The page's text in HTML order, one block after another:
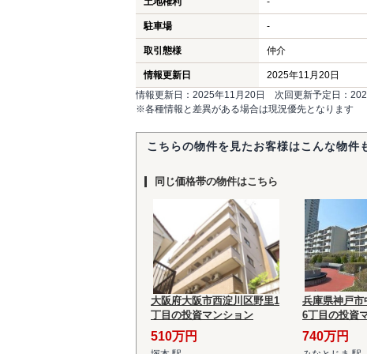
駐車場 -
取引態様 仲介
情報更新日 2025年11月20日
情報更新日：2025年11月20日 次回更新予定日：
※各種情報と差異がある場合は現況優先となります
こちらの物件を見たお客様はこんな物件
同じ価格帯の物件はこちら
大阪府大阪市西淀川区野里1
丁目の投資マンション
510万円
兵庫県神戸市
6丁目の投資
740万円